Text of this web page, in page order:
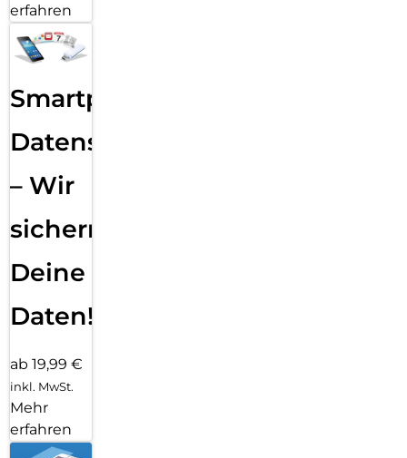
erfahren
Smartphone
Datensicherung
– Wir
sichern
Deine
Daten!
ab 19,99 €
inkl. MwSt.
Mehr
erfahren